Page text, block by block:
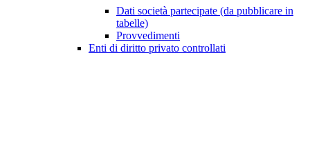
Dati società partecipate (da pubblicare in
tabelle)
Provvedimenti
Enti di diritto privato controllati